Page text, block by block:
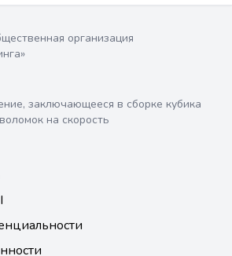
организация
заключающееся в сборке кубика
на скорость